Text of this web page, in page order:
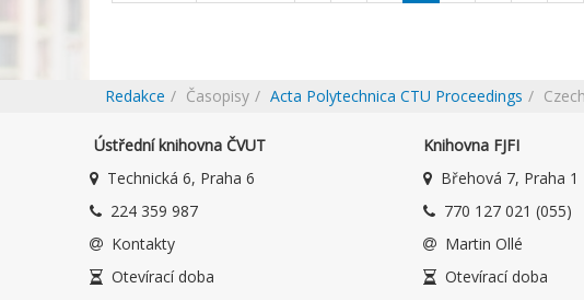
Redakce Časopisy Acta Polytechnica CTU Proceedings Czech
Ústřední knihovna ČVUT
Technická 6, Praha 6
224 359 987
Kontakty
Otevírací doba
Knihovna FJFI
Břehová 7, Praha 1
770 127 021 (055)
Martin Ollé
Otevírací doba